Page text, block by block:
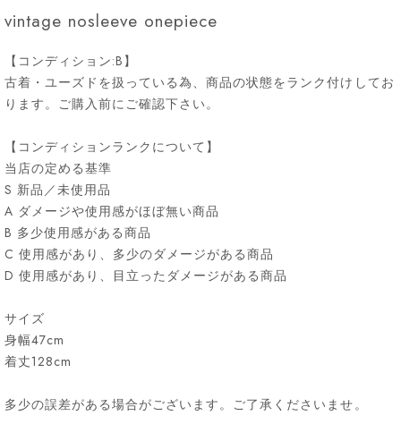
vintage nosleeve onepiece
【コンディション:B】
古着・ユーズドを扱っている為、商品の状態をランク付けしてお
ります。ご購入前にご確認下さい。
【コンディションランクについて】
当店の定める基準
S 新品／未使用品
A ダメージや使用感がほぼ無い商品
B 多少使用感がある商品
C 使用感があり、多少のダメージがある商品
D 使用感があり、目立ったダメージがある商品
サイズ
身幅47cm
着丈128cm
多少の誤差がある場合がございます。ご了承くださいませ。